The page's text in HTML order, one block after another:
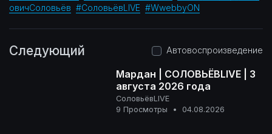
овичСоловьёв #СоловьёвLIVE #WwebbyON
Следующий Автовоспроизведение
Мардан | СОЛОВЬЁВLIVE | 3
августа 2026 года
СоловьёвLIVE
9 Просмотры
• 04.08.2026